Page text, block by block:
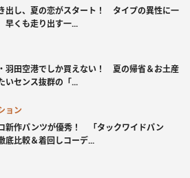
出し、夏の恋がスタート！ タイプの異性に一
くも走り出す一...
羽田空港でしか買えない！ 夏の帰省＆お土産
いセンス抜群の「...
ョン
新作パンツが優秀！ 「タックワイドパン
底比較＆着回しコーデ...